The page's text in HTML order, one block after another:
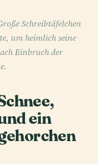
Schreibtäfelchen
um heimlich seine
Einbruch der
ein